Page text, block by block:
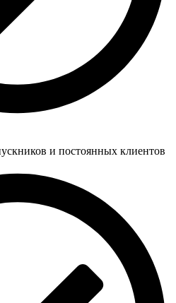
и постоянных клиентов